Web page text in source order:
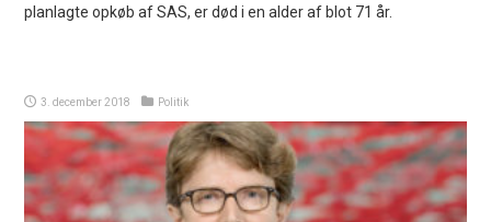
planlagte opkøb af SAS, er død i en alder af blot 71 år.
3. december 2018 Politik